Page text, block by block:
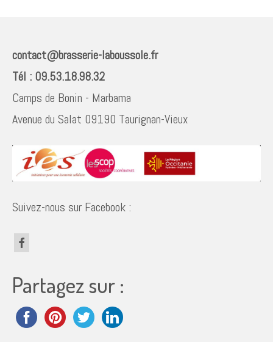
contact@brasserie-laboussole.fr
Tél : 09.53.18.98.32
Camps de Bonin - Marbama
Avenue du Salat 09190 Taurignan-Vieux
Suivez-nous sur Facebook :
Partagez sur :